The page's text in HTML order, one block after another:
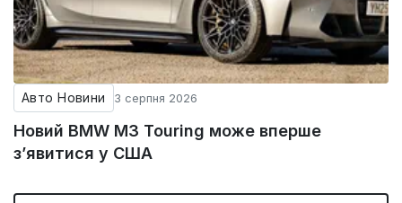
Авто Новини 3 серпня 2026
Новий BMW M3 Touring може вперше
з’явитися у США